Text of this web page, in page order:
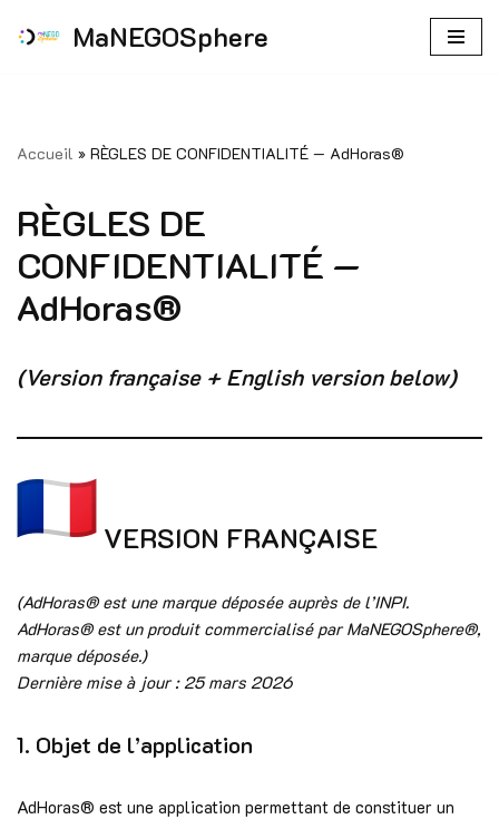
MaNEGOSphere
Accueil » RÈGLES DE CONFIDENTIALITÉ — AdHoras®
RÈGLES DE
CONFIDENTIALITÉ —
AdHoras®
(Version française + English version below)
VERSION FRANÇAISE
(AdHoras® est une marque déposée auprès de l’INPI.
AdHoras® est un produit commercialisé par MaNEGOSphere®,
marque déposée.)
Dernière mise à jour : 25 mars 2026
1. Objet de l’application
AdHoras® est une application permettant de constituer un